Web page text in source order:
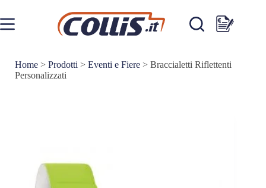
contenuto
Carrello
Home > Prodotti > Eventi e Fiere > Braccialetti Riflettenti
Personalizzati